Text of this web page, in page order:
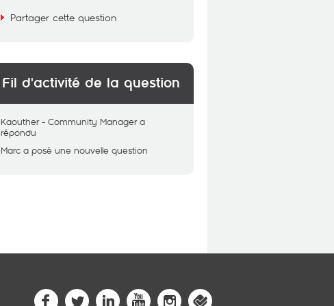
Partager cette question
Fil d'activité de la question
Kaouther - Community Manager a
répondu
Marc a posé une nouvelle question